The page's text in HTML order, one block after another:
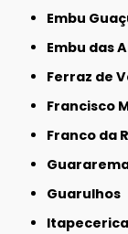
Embu
Embu das
Ferraz de
Francisco
Franco da
Guarulhos